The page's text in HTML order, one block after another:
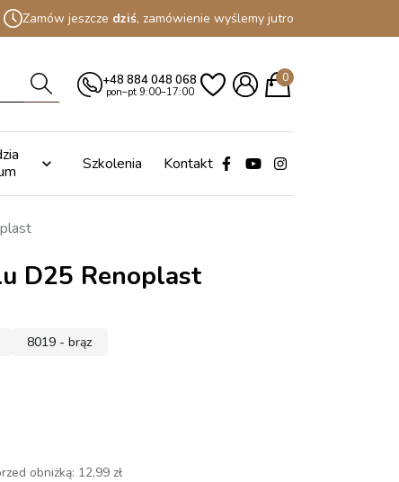
Zamów jeszcze dziś, zamówienie wyślemy jutro
+48 884 048 068
pon–pt 9:00–17:00
0
 Szkolenia Kontakt
D25 Renoplast
8019 - brąz
obniżką: 12,99 zł